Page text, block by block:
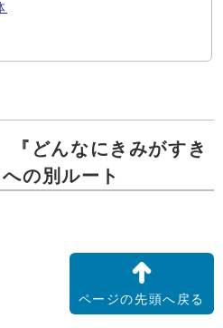
どんなにきみがすき
の別ルート
ページの先頭へ戻る